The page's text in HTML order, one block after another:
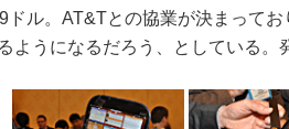
ドル。AT&Tとの協業が決まって
ようになるだろう、としている。